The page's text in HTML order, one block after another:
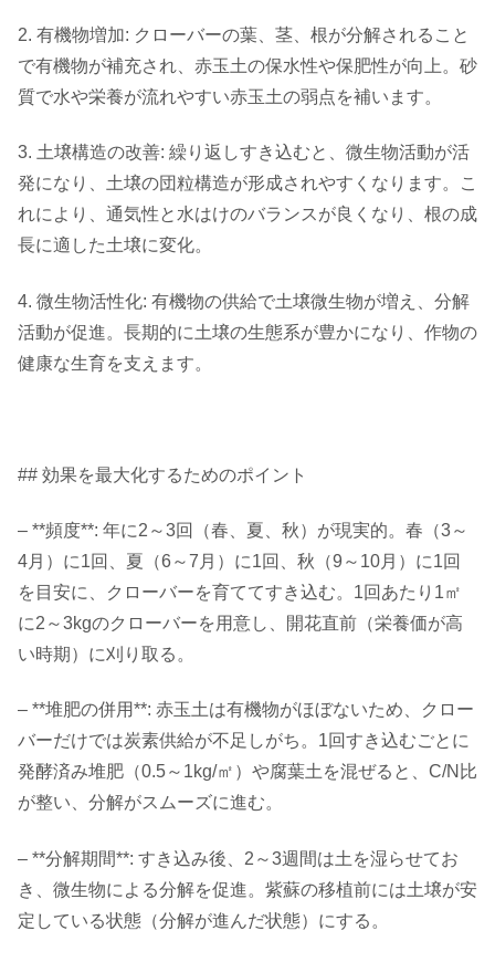
2. 有機物増加: クローバーの葉、茎、根が分解されること
で有機物が補充され、赤玉土の保水性や保肥性が向上。砂
質で水や栄養が流れやすい赤玉土の弱点を補います。
3. 土壌構造の改善: 繰り返しすき込むと、微生物活動が活
発になり、土壌の団粒構造が形成されやすくなります。こ
れにより、通気性と水はけのバランスが良くなり、根の成
長に適した土壌に変化。
4. 微生物活性化: 有機物の供給で土壌微生物が増え、分解
活動が促進。長期的に土壌の生態系が豊かになり、作物の
健康な生育を支えます。
## 効果を最大化するためのポイント
– **頻度**: 年に2～3回（春、夏、秋）が現実的。春（3～
4月）に1回、夏（6～7月）に1回、秋（9～10月）に1回
を目安に、クローバーを育ててすき込む。1回あたり1㎡
に2～3kgのクローバーを用意し、開花直前（栄養価が高
い時期）に刈り取る。
– **堆肥の併用**: 赤玉土は有機物がほぼないため、クロー
バーだけでは炭素供給が不足しがち。1回すき込むごとに
発酵済み堆肥（0.5～1kg/㎡）や腐葉土を混ぜると、C/N比
が整い、分解がスムーズに進む。
– **分解期間**: すき込み後、2～3週間は土を湿らせてお
き、微生物による分解を促進。紫蘇の移植前には土壌が安
定している状態（分解が進んだ状態）にする。